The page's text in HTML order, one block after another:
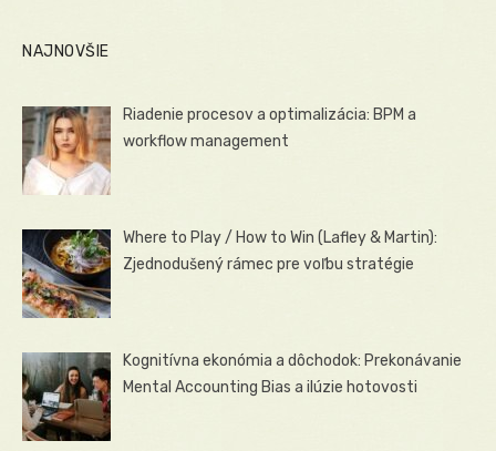
NAJNOVŠIE
Riadenie procesov a optimalizácia: BPM a
workflow management
Where to Play / How to Win (Lafley & Martin):
Zjednodušený rámec pre voľbu stratégie
Kognitívna ekonómia a dôchodok: Prekonávanie
Mental Accounting Bias a ilúzie hotovosti